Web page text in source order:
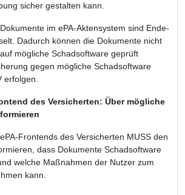
sicher gestalten kann.
im ePA-Aktensystem sind Ende-
Dadurch können die Dokumente nicht
mögliche Schadsoftware geprüft
gegen mögliche Schadsoftware
erfolgen.
des Versicherten: Über mögliche
Frontends des Versicherten MUSS den
dass Dokumente Schadsoftware
welche Maßnahmen der Nutzer zum
kann.